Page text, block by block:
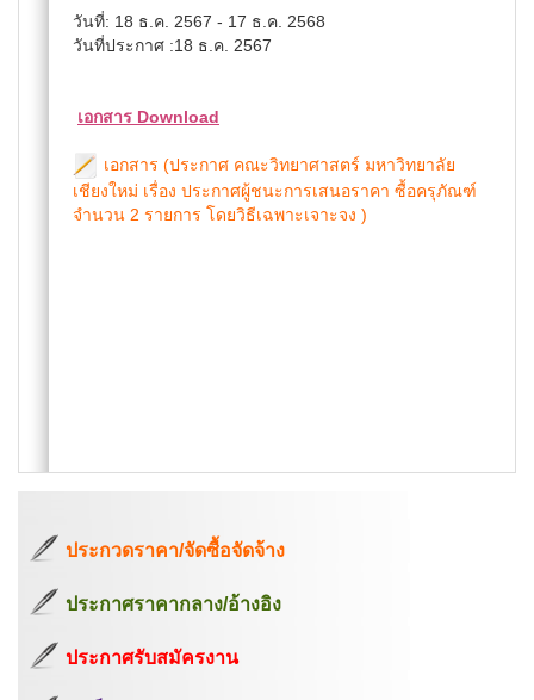
วันที่: 18 ธ.ค. 2567 - 17 ธ.ค. 2568
วันที่ประกาศ :18 ธ.ค. 2567
เอกสาร Download
เอกสาร (ประกาศ คณะวิทยาศาสตร์ มหาวิทยาลัย
เชียงใหม่ เรื่อง ประกาศผู้ชนะการเสนอราคา ซื้อครุภัณฑ์
จำนวน 2 รายการ โดยวิธีเฉพาะเจาะจง )
ประกวดราคา/จัดซื้อจัดจ้าง
ประกาศราคากลาง/อ้างอิง
ประกาศรับสมัครงาน